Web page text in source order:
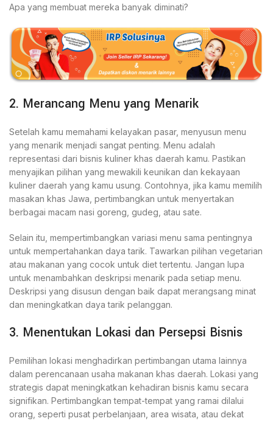
Apa yang membuat mereka banyak diminati?
2. Merancang Menu yang Menarik
Setelah kamu memahami kelayakan pasar, menyusun menu
yang menarik menjadi sangat penting. Menu adalah
representasi dari bisnis kuliner khas daerah kamu. Pastikan
menyajikan pilihan yang mewakili keunikan dan kekayaan
kuliner daerah yang kamu usung. Contohnya, jika kamu memilih
masakan khas Jawa, pertimbangkan untuk menyertakan
berbagai macam nasi goreng, gudeg, atau sate.
Selain itu, mempertimbangkan variasi menu sama pentingnya
untuk mempertahankan daya tarik. Tawarkan pilihan vegetarian
atau makanan yang cocok untuk diet tertentu. Jangan lupa
untuk menambahkan deskripsi menarik pada setiap menu.
Deskripsi yang disusun dengan baik dapat merangsang minat
dan meningkatkan daya tarik pelanggan.
3. Menentukan Lokasi dan Persepsi Bisnis
Pemilihan lokasi menghadirkan pertimbangan utama lainnya
dalam perencanaan usaha makanan khas daerah. Lokasi yang
strategis dapat meningkatkan kehadiran bisnis kamu secara
signifikan. Pertimbangkan tempat-tempat yang ramai dilalui
orang, seperti pusat perbelanjaan, area wisata, atau dekat